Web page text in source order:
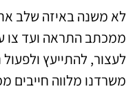
לא משנה באיזה שלב
ממכתב התראה ועד צו
לעצור, להתייעץ ולפעול
משרדנו מלווה חייבים